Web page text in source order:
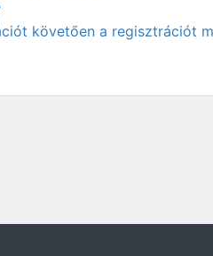
követően a regisztrációt